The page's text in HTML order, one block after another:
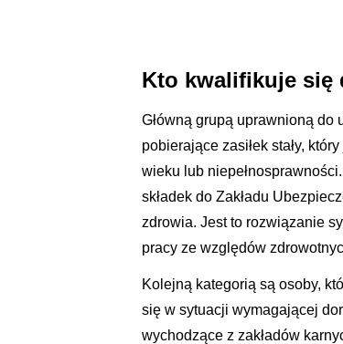
Kto kwalifikuje się
Główną grupą uprawnioną
pobierające zasiłek stały,
wieku lub
składek do Zakładu
zdrowia. Jest to rozwiązanie
pracy ze względów
Kolejną kategorią są osoby,
się w sytuacji wymagającej
wychodzące z zakładów